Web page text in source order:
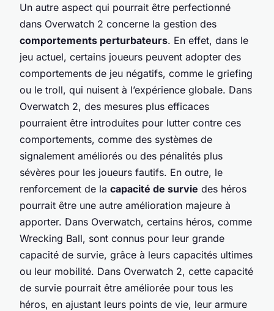
Un autre aspect qui pourrait être perfectionné
dans Overwatch 2 concerne la gestion des
comportements perturbateurs. En effet, dans le
jeu actuel, certains joueurs peuvent adopter des
comportements de jeu négatifs, comme le griefing
ou le troll, qui nuisent à l’expérience globale. Dans
Overwatch 2, des mesures plus efficaces
pourraient être introduites pour lutter contre ces
comportements, comme des systèmes de
signalement améliorés ou des pénalités plus
sévères pour les joueurs fautifs. En outre, le
renforcement de la capacité de survie des héros
pourrait être une autre amélioration majeure à
apporter. Dans Overwatch, certains héros, comme
Wrecking Ball, sont connus pour leur grande
capacité de survie, grâce à leurs capacités ultimes
ou leur mobilité. Dans Overwatch 2, cette capacité
de survie pourrait être améliorée pour tous les
héros, en ajustant leurs points de vie, leur armure